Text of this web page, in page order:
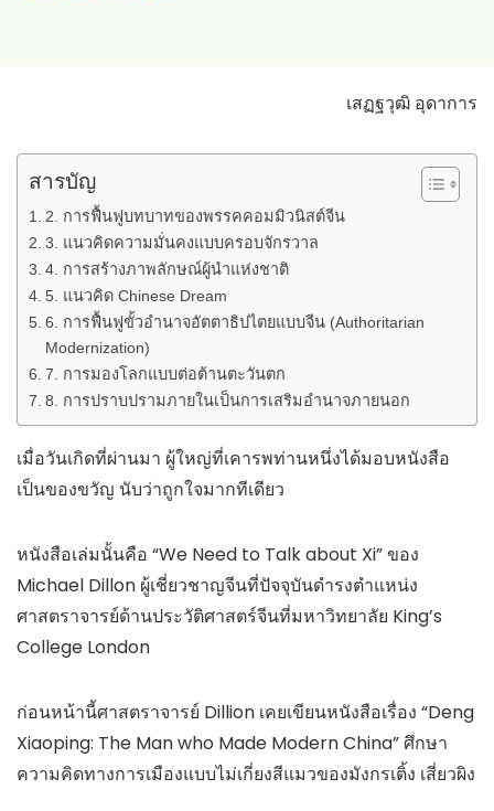
เสฏฐวุฒิ อุดาการ
สารบัญ
2. การฟื้นฟูบทบาทของพรรคคอมมิวนิสต์จีน
3. แนวคิดความมั่นคงแบบครอบจักรวาล
4. การสร้างภาพลักษณ์ผู้นำแห่งชาติ
5. แนวคิด Chinese Dream
6. การฟื้นฟูขั้วอำนาจอัตตาธิปไตยแบบจีน (Authoritarian
Modernization)
7. การมองโลกแบบต่อต้านตะวันตก
8. การปราบปรามภายในเป็นการเสริมอำนาจภายนอก
เมื่อวันเกิดที่ผ่านมา ผู้ใหญ่ที่เคารพท่านหนึ่งได้มอบหนังสือ
เป็นของขวัญ นับว่าถูกใจมากทีเดียว
หนังสือเล่มนั้นคือ “We Need to Talk about Xi” ของ
Michael Dillon ผู้เชี่ยวชาญจีนที่ปัจจุบันดำรงตำแหน่ง
ศาสตราจารย์ด้านประวัติศาสตร์จีนที่มหาวิทยาลัย King’s
College London
ก่อนหน้านี้ศาสตราจารย์ Dillion เคยเขียนหนังสือเรื่อง “Deng
Xiaoping: The Man who Made Modern China” ศึกษา
ความคิดทางการเมืองแบบไม่เกี่ยงสีแมวของมังกรเติ้ง เสี่ยวผิง